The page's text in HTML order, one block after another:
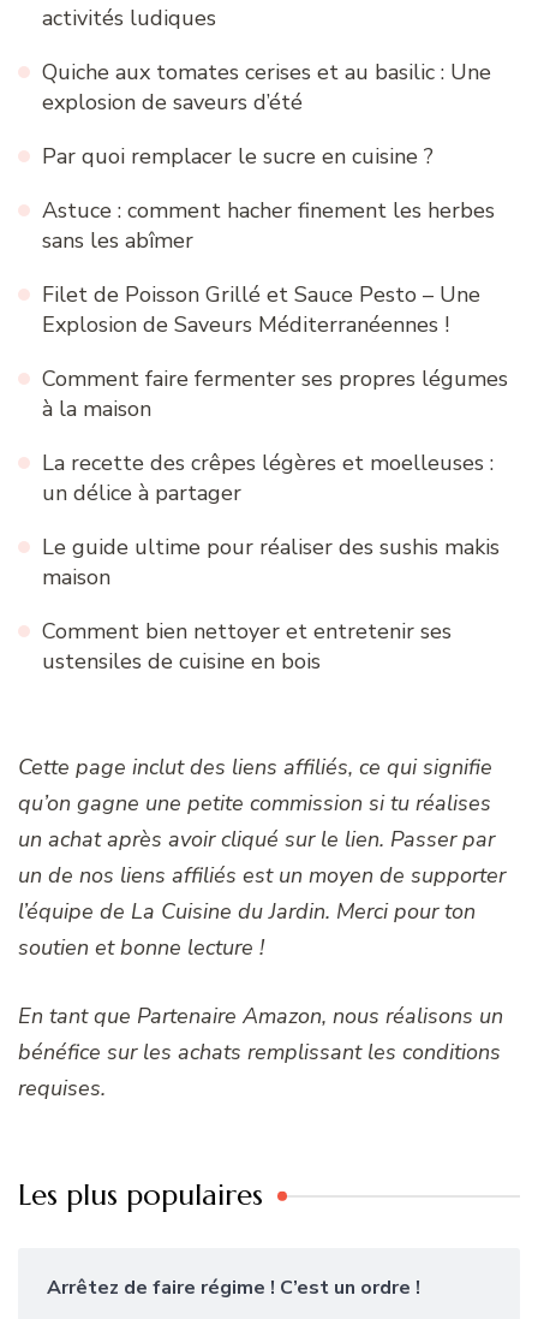
activités ludiques
Quiche aux tomates cerises et au basilic : Une
explosion de saveurs d’été
Par quoi remplacer le sucre en cuisine ?
Astuce : comment hacher finement les herbes
sans les abîmer
Filet de Poisson Grillé et Sauce Pesto – Une
Explosion de Saveurs Méditerranéennes !
Comment faire fermenter ses propres légumes
à la maison
La recette des crêpes légères et moelleuses :
un délice à partager
Le guide ultime pour réaliser des sushis makis
maison
Comment bien nettoyer et entretenir ses
ustensiles de cuisine en bois
Cette page inclut des liens affiliés, ce qui signifie
qu’on gagne une petite commission si tu réalises
un achat après avoir cliqué sur le lien. Passer par
un de nos liens affiliés est un moyen de supporter
l’équipe de La Cuisine du Jardin. Merci pour ton
soutien et bonne lecture !
En tant que Partenaire Amazon, nous réalisons un
bénéfice sur les achats remplissant les conditions
requises.
Les plus populaires
Arrêtez de faire régime ! C’est un ordre !